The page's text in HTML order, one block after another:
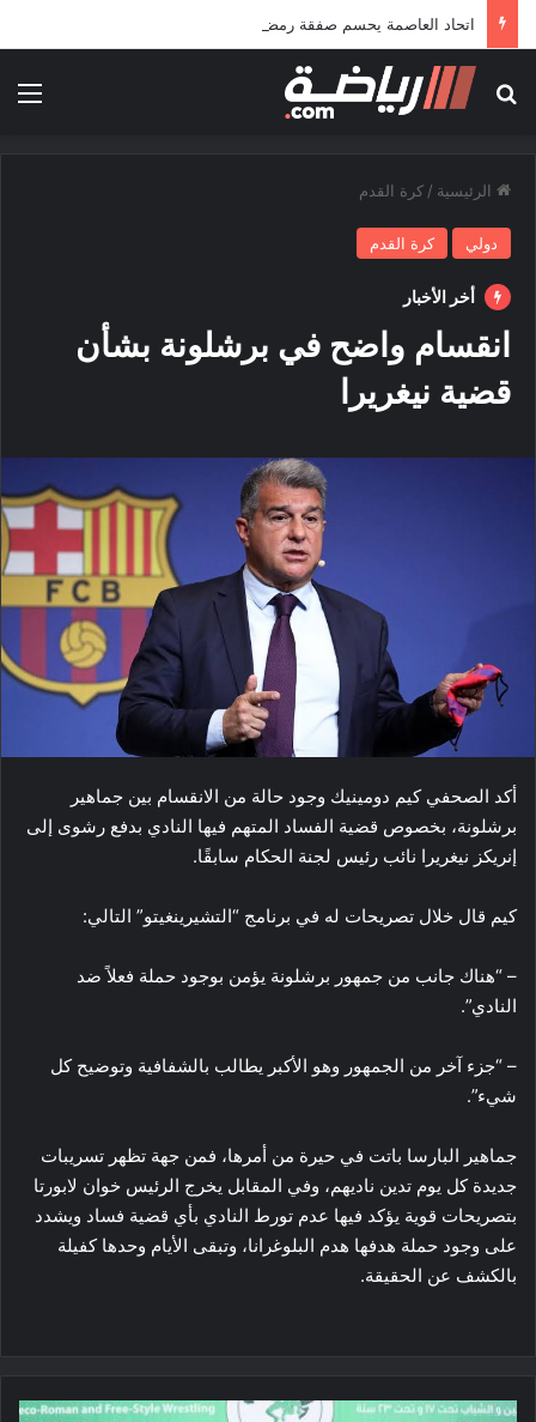
اتحاد العاصمة يحسم صفقة رمضاوي ويضمه لثلاثة مواسم
بحث عن
الرئيسية / كرة القدم
دولي كرة القدم
أخر الأخبار
انقسام واضح في برشلونة بشأن
قضية نيغريرا
أكد الصحفي كيم دومينيك وجود حالة من الانقسام بين جماهير
برشلونة، بخصوص قضية الفساد المتهم فيها النادي بدفع رشوى إلى
إنريكز نيغريرا نائب رئيس لجنة الحكام سابقًا.
كيم قال خلال تصريحات له في برنامج “التشيرينغيتو” التالي:
– “هناك جانب من جمهور برشلونة يؤمن بوجود حملة فعلاً ضد
النادي”.
– “جزء آخر من الجمهور وهو الأكبر يطالب بالشفافية وتوضيح كل
شيء”.
جماهير البارسا باتت في حيرة من أمرها، فمن جهة تظهر تسريبات
جديدة كل يوم تدين ناديهم، وفي المقابل يخرج الرئيس خوان لابورتا
بتصريحات قوية يؤكد فيها عدم تورط النادي بأي قضية فساد ويشدد
على وجود حملة هدفها هدم البلوغرانا، وتبقى الأيام وحدها كفيلة
بالكشف عن الحقيقة.
الجزائر